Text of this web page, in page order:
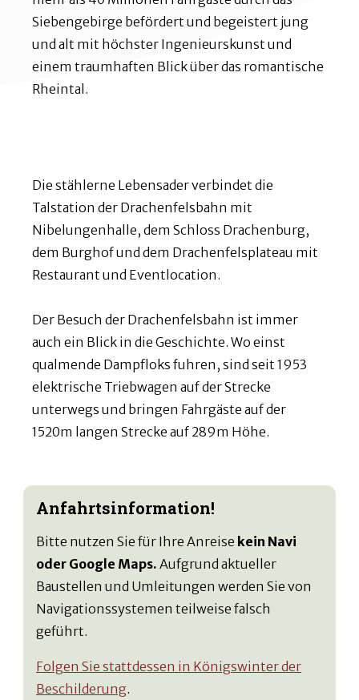
Siebengebirge befördert und begeistert jung
und alt mit höchster Ingenieurskunst und
einem traumhaften Blick über das romantische
Rheintal.
Die stählerne Lebensader verbindet die
Talstation der Drachenfelsbahn mit
Nibelungenhalle, dem Schloss Drachenburg,
dem Burghof und dem Drachenfelsplateau mit
Restaurant und Eventlocation.
Der Besuch der Drachenfelsbahn ist immer
auch ein Blick in die Geschichte. Wo einst
qualmende Dampfloks fuhren, sind seit 1953
elektrische Triebwagen auf der Strecke
unterwegs und bringen Fahrgäste auf der
1520m langen Strecke auf 289m Höhe.
Anfahrtsinformation!
Bitte nutzen Sie für Ihre Anreise kein Navi
oder Google Maps. Aufgrund aktueller
Baustellen und Umleitungen werden Sie von
Navigationssystemen teilweise falsch
geführt.
Folgen Sie stattdessen in Königswinter der
Beschilderung.